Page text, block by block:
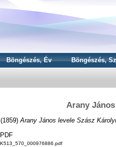
Böngészés, Év Böngészés,
Arany
(1859) Arany János levele Szász
PDF
K513_570_000976886.pdf